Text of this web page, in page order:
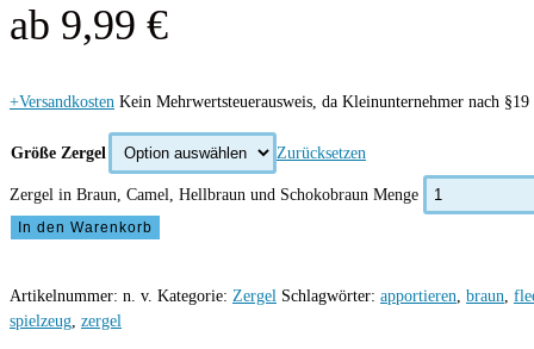
ab 9,99 €
+Versandkosten Kein Mehrwertsteuerausweis, da Kleinunternehmer nach
Größe Zergel Zurücksetzen
Zergel in Braun, Camel, Hellbraun und Schokobraun Menge
In den Warenkorb
Artikelnummer: n. v. Kategorie: Zergel Schlagwörter: apportieren, braun,
spielzeug, zergel